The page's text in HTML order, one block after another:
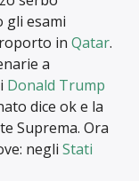
gli esami
inQatar.
a
Donald Trump
dice ok e la
Suprema. Ora
negliStati